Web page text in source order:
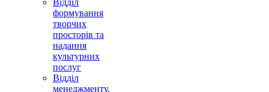
Відділ
формування
творчих
просторів та
надання
культурних
послуг
Відділ
менеджменту,